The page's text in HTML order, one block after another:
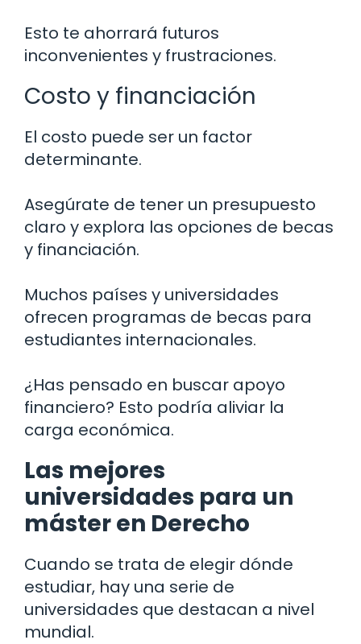
Esto te ahorrará futuros
inconvenientes y frustraciones.
Costo y financiación
El costo puede ser un factor
determinante.
Asegúrate de tener un presupuesto
claro y explora las opciones de becas
y financiación.
Muchos países y universidades
ofrecen programas de becas para
estudiantes internacionales.
¿Has pensado en buscar apoyo
financiero? Esto podría aliviar la
carga económica.
Las mejores
universidades para un
máster en Derecho
Cuando se trata de elegir dónde
estudiar, hay una serie de
universidades que destacan a nivel
mundial.